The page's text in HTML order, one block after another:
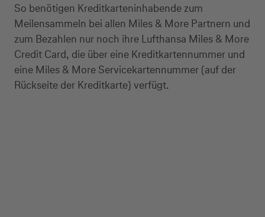
So benötigen Kreditkarteninhabende zum
Meilensammeln bei allen Miles & More Partnern und
zum Bezahlen nur noch ihre Lufthansa Miles & More
Credit Card, die über eine Kreditkartennummer und
eine Miles & More Servicekartennummer (auf der
Rückseite der Kreditkarte) verfügt.